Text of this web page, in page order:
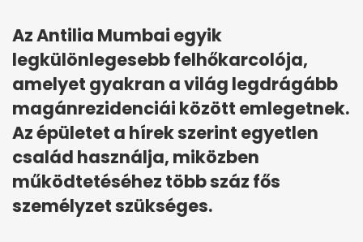
Az Antilia Mumbai egyik
legkülönlegesebb felhőkarcolója,
amelyet gyakran a világ legdrágább
magánrezidenciái között emlegetnek.
Az épületet a hírek szerint egyetlen
család használja, miközben
működtetéséhez több száz fős
személyzet szükséges.